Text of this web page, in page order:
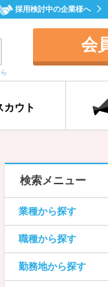
採用検討中の企業様へ
会
カウト
検索メニュー
業種から探す
職種から探す
勤務地から探す